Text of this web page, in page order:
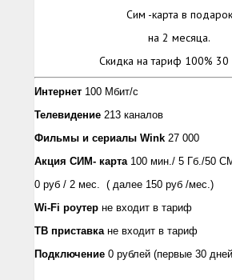
Сим -карта в подарок
на 2 месяца.
Скидка на тариф 100% 30
Интернет 100 Мбит/с
Телевидение 213 каналов
Фильмы и сериалы Wink 27 000
Акция СИМ- карта 100 мин./ 5 Гб./50
0 руб / 2 мес. ( далее 150 руб /мес.)
Wi-Fi роутер не входит в тариф
ТВ приставкане входит в тариф
Подключение 0 рублей (первые 30